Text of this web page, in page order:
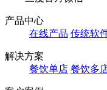
产品中心
在线产品 传统软
解决方案
餐饮单店 餐饮多